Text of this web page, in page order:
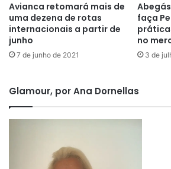
Avianca retomará mais de
uma dezena de rotas
internacionais a partir de
junho
7 de junho de 2021
faça
no
3 de
Glamour, por Ana Dornellas